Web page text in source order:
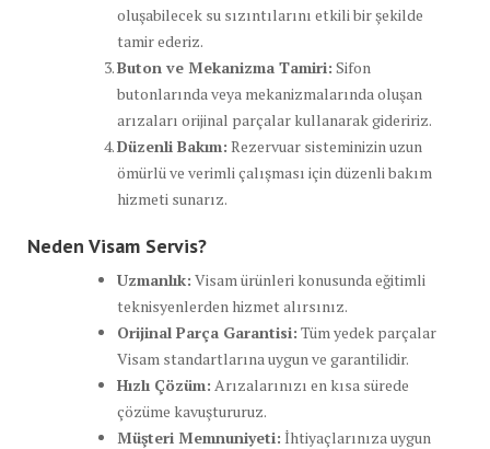
oluşabilecek su sızıntılarını etkili bir şekilde
tamir ederiz.
Buton ve Mekanizma Tamiri: Sifon
butonlarında veya mekanizmalarında oluşan
arızaları orijinal parçalar kullanarak gideririz.
Düzenli Bakım: Rezervuar sisteminizin uzun
ömürlü ve verimli çalışması için düzenli bakım
hizmeti sunarız.
Neden Visam Servis?
Uzmanlık: Visam ürünleri konusunda eğitimli
teknisyenlerden hizmet alırsınız.
Orijinal Parça Garantisi: Tüm yedek parçalar
Visam standartlarına uygun ve garantilidir.
Hızlı Çözüm: Arızalarınızı en kısa sürede
çözüme kavuştururuz.
Müşteri Memnuniyeti: İhtiyaçlarınıza uygun